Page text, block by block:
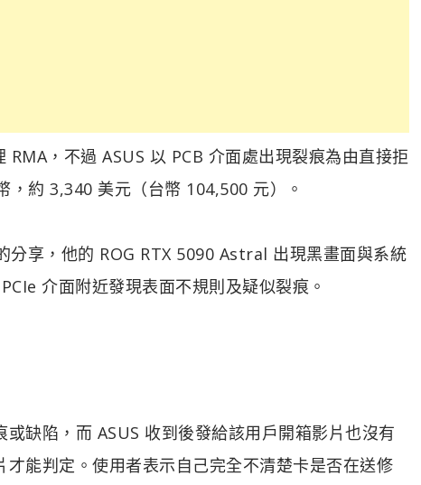
，不過 ASUS 以 PCB 介面處出現裂痕為由直接拒
約 3,340 美元（台幣 104,500 元）。
享，他的 ROG RTX 5090 Astral 出現黑畫面與系統
介面附近發現表面不規則及疑似裂痕。
缺陷，而 ASUS 收到後發給該用戶開箱影片也沒有
能判定。使用者表示自己完全不清楚卡是否在送修